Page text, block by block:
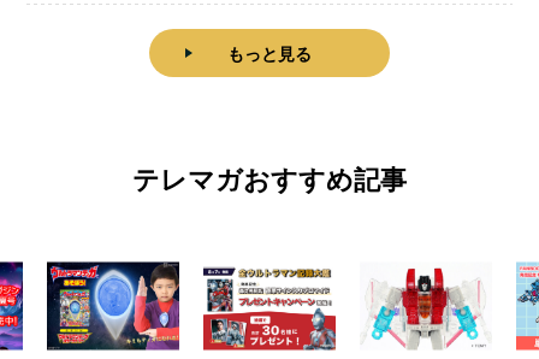
もっと見る
テレマガおすすめ記事